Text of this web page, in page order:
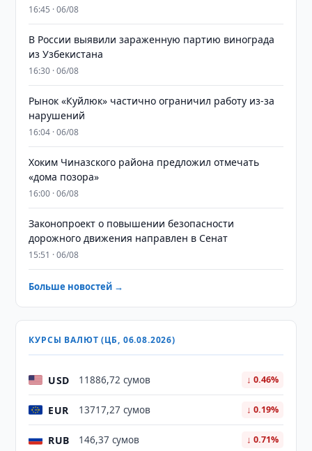
16:45 · 06/08
В России выявили зараженную партию винограда
из Узбекистана
16:30 · 06/08
Рынок «Куйлюк» частично ограничил работу из-за
нарушений
16:04 · 06/08
Хоким Чиназского района предложил отмечать
«дома позора»
16:00 · 06/08
Законопроект о повышении безопасности
дорожного движения направлен в Сенат
15:51 · 06/08
Больше новостей →
КУРСЫ ВАЛЮТ (ЦБ, 06.08.2026)
USD 11886,72 сумов ↓ 0.46%
EUR 13717,27 сумов ↓ 0.19%
RUB 146,37 сумов ↓ 0.71%